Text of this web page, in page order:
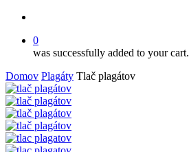
0
was successfully added to your cart.
Domov Plagáty Tlač plagátov